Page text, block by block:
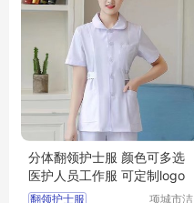
分体翻领护士服 颜色可多选
医护人员工作服 可定制logo
翻领护士服
项城市洁